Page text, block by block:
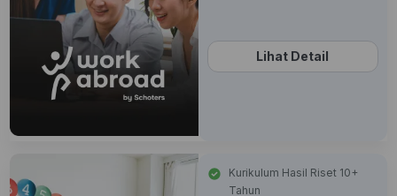
Lihat Detail
Kurikulum Hasil Riset 10+
Tahun